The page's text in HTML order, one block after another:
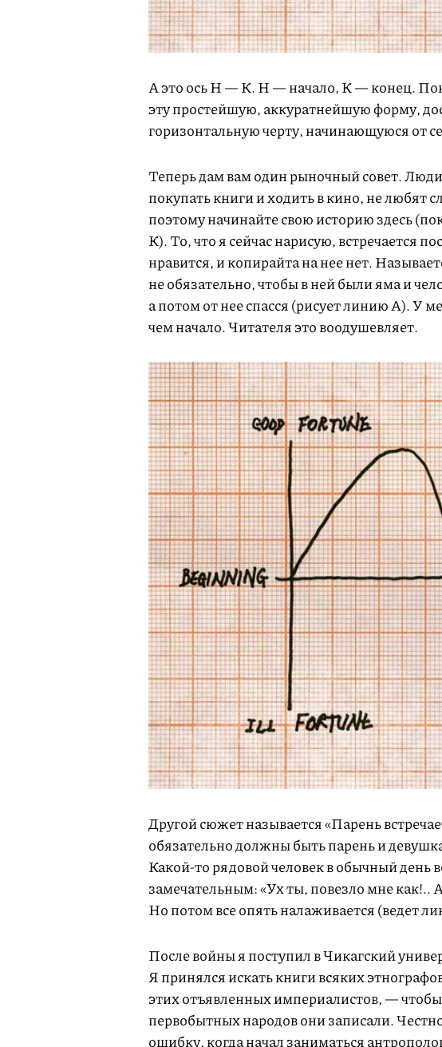
А это ось Н — К. Н — начало, К — конец.
эту простейшую, аккуратнейшую форму,
горизонтальную черту, начинающуюся от
Теперь дам вам один рыночный совет.
покупать книги и ходить в кино, не любят
поэтому начинайте свою историю здесь
К). То, что я сейчас нарисую, встречается
нравится, и копирайта на нее нет.
не обязательно, чтобы в ней были яма и
а потом от нее спасся (рисует линию A). У
чем начало. Читателя это воодушевляет.
Другой сюжет называется «Парень
обязательно должны быть парень и
Какой-то рядовой человек в обычный день
замечательным: «Ух ты, повезло мне как!..
Но потом все опять налаживается (ведет
После войны я поступил в Чикагский
Я принялся искать книги всяких
этих отъявленных империалистов, —
первобытных народов они записали.
ошибку, когда начал заниматься